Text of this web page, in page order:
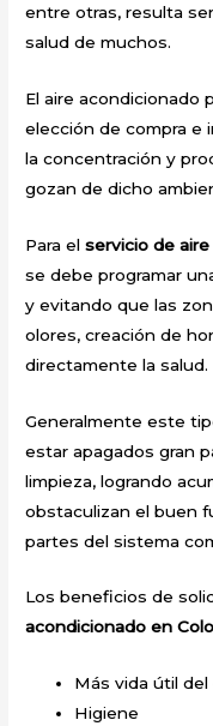
entre otras, resulta
salud de muchos.
El aire acondicionado
elección de compra e
la concentración y
gozan de dicho
Para elservicio de
se debe programar
y evitando que las
olores, creación de
directamente la salud.
Generalmente este
estar apagados gran
limpieza, logrando
obstaculizan el buen
partes del sistema
Los beneficios de
acondicionado en
Más vida útil del
Higiene